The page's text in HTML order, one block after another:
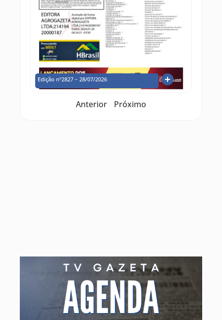
Edição nº2827 – 28/07/2026
Anterior Próximo